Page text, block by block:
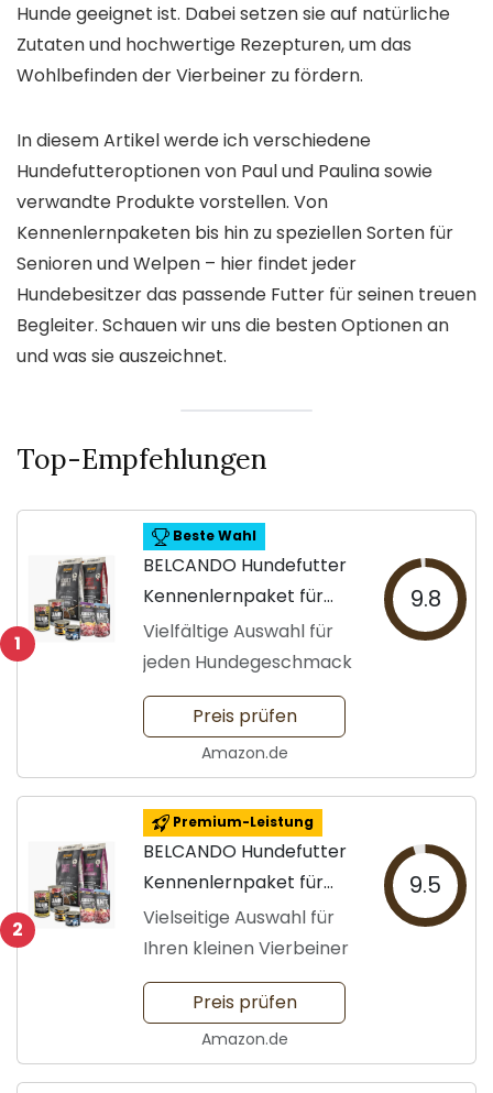
Hunde geeignet ist. Dabei setzen sie auf natürliche
Zutaten und hochwertige Rezepturen, um das
Wohlbefinden der Vierbeiner zu fördern.
In diesem Artikel werde ich verschiedene
Hundefutteroptionen von Paul und Paulina sowie
verwandte Produkte vorstellen. Von
Kennenlernpaketen bis hin zu speziellen Sorten für
Senioren und Welpen – hier findet jeder
Hundebesitzer das passende Futter für seinen treuen
Begleiter. Schauen wir uns die besten Optionen an
und was sie auszeichnet.
Top-Empfehlungen
1
Beste Wahl
BELCANDO Hundefutter
Kennenlernpaket für
Hunde
Vielfältige Auswahl für
jeden Hundegeschmack
9.8
Preis prüfen
Amazon.de
2
Premium-Leistung
BELCANDO Hundefutter
Kennenlernpaket für
kleine Hunde
Vielseitige Auswahl für
Ihren kleinen Vierbeiner
9.5
Preis prüfen
Amazon.de